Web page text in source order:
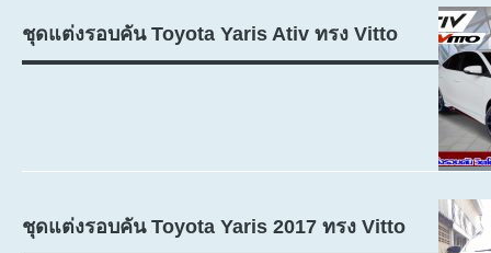
ชุดแต่งรอบคัน Toyota Yaris Ativ ทรง Vitto
ชุดแต่งรอบคัน Toyota Yaris 2017 ทรง Vitto